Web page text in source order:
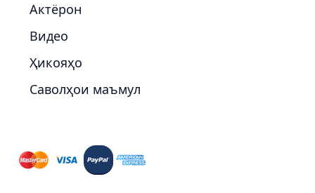
Актёрон
Видео
Ҳикояҳо
Саволҳои маъмул